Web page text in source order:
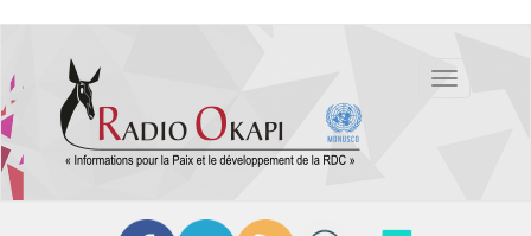
contenu
principal
Toggle